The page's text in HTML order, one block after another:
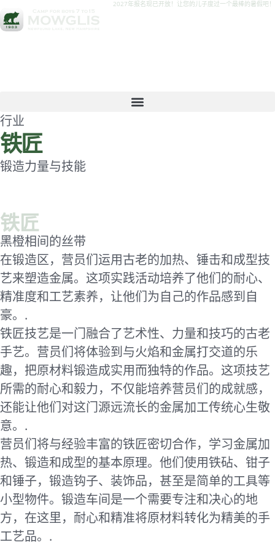
2027年报名现已开放！让您的儿子度过一个最棒的暑假吧！
行业
铁匠
锻造力量与技能
铁匠
黑橙相间的丝带
在锻造区，营员们运用古老的加热、锤击和成型技
艺来塑造金属。这项实践活动培养了他们的耐心、
精准度和工艺素养，让他们为自己的作品感到自
豪。.
铁匠技艺是一门融合了艺术性、力量和技巧的古老
手艺。营员们将体验到与火焰和金属打交道的乐
趣，把原材料锻造成实用而独特的作品。这项技艺
所需的耐心和毅力，不仅能培养营员们的成就感，
还能让他们对这门源远流长的金属加工传统心生敬
意。.
营员们将与经验丰富的铁匠密切合作，学习金属加
热、锻造和成型的基本原理。他们使用铁砧、钳子
和锤子，锻造钩子、装饰品，甚至是简单的工具等
小型物件。锻造车间是一个需要专注和决心的地
方，在这里，耐心和精准将原材料转化为精美的手
工艺品。.